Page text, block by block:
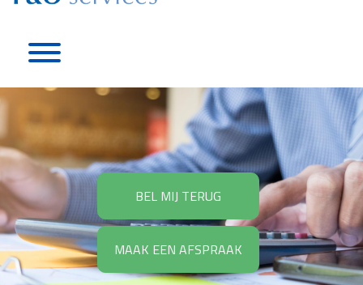
BEL MIJ TERUG
MAAK EEN AFSPRAAK